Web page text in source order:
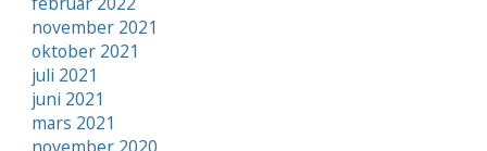
november 2021
oktober 2021
juli 2021
juni 2021
mars 2021